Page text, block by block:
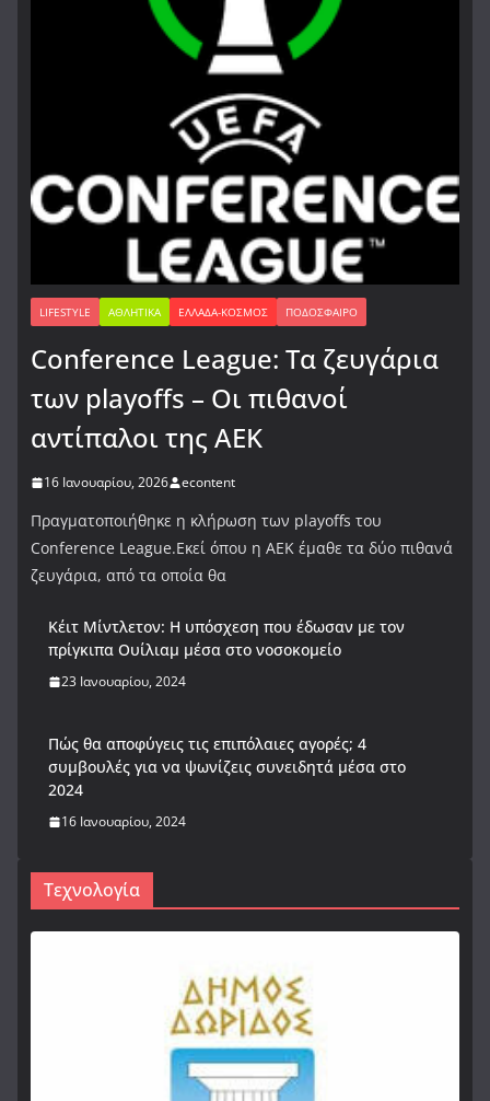
LIFESTYLE ΑΘΛΗΤΙΚΆ ΕΛΛΆΔΑ-ΚΌΣΜΟΣ ΠΟΔΌΣΦΑΙΡΟ
Conference League: Τα ζευγάρια
των playoffs – Οι πιθανοί
αντίπαλοι της ΑΕΚ
16 Ιανουαρίου, 2026 econtent
Πραγματοποιήθηκε η κλήρωση των playoffs του
Conference League.Εκεί όπου η ΑΕΚ έμαθε τα δύο πιθανά
ζευγάρια, από τα οποία θα
Κέιτ Μίντλετον: Η υπόσχεση που έδωσαν με τον
πρίγκιπα Ουίλιαμ μέσα στο νοσοκομείο
23 Ιανουαρίου, 2024
Πώς θα αποφύγεις τις επιπόλαιες αγορές; 4
συμβουλές για να ψωνίζεις συνειδητά μέσα στο
2024
16 Ιανουαρίου, 2024
Τεχνολογία